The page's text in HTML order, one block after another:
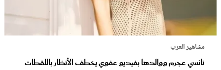
مشاهير العرب
نانسي عجرم ووالدها بفيديو عفوي يخطف الأنظار باللقطات